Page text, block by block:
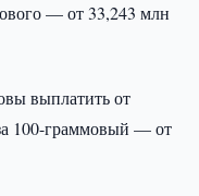
— от 33,243 млн
выплатить от
100-граммовый — от